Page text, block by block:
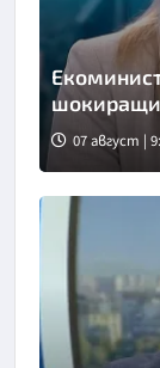
Снимка: бТВ
шокиращи
07 август |